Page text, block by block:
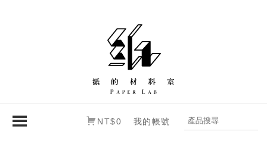
NT$0 我的帳號